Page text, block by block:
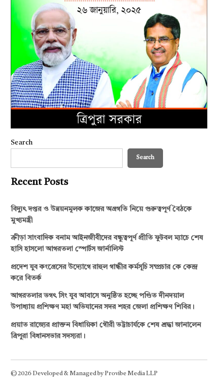
Search
Search
Recent Posts
বিদ্যুৎ দপ্তর ও উন্নয়নমূলক কাজের অগ্রগতি নিয়ে গুরুত্বপূর্ণ বৈঠকে
মুখ্যমন্ত্রী
ক্রীড়া সাংবাদিক বনাম আইনজীবীদের বন্ধুত্বপূর্ণ প্রীতি ফুটবল ম্যাচে শেষ
হাসি হাসলো আগরতলা স্পোর্টস জার্নালিস্ট
প্রদেশ যুব কংগ্রেসের উদ্যোগে রাহুল গান্ধীর কর্মসূচি সম্প্রচার কে কেন্দ্র
করে বিতর্ক
আগরতলার ভগৎ সিং যুব আবাসে অনুষ্ঠিত হচ্ছে পণ্ডিত দীনদয়াল
উপাধ্যায় প্রশিক্ষণ মহা অভিযানের সদর শহর জেলা প্রশিক্ষণ শিবির।
প্রয়াত রাজ্যের প্রাক্তন বিধায়িকা গৌরী ভট্টাচার্যকে শেষ শ্রদ্ধা জানালেন
ত্রিপুরা বিধানসভার সদস্যরা।
© 2026 Developed & Managed by Provibe Media LLP